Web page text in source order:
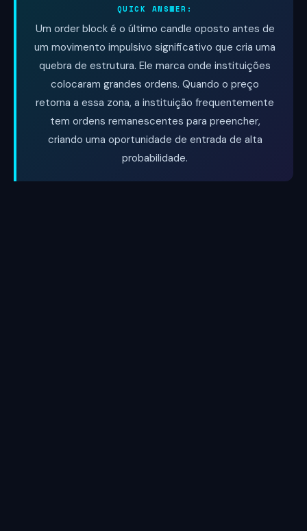
QUICK ANSWER:
Um order block é o último candle oposto antes de
um movimento impulsivo significativo que cria uma
quebra de estrutura. Ele marca onde instituições
colocaram grandes ordens. Quando o preço
retorna a essa zona, a instituição frequentemente
tem ordens remanescentes para preencher,
criando uma oportunidade de entrada de alta
probabilidade.